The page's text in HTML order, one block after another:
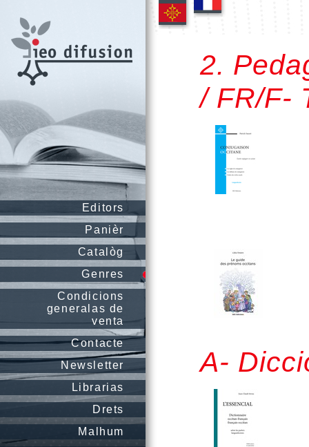
Editors
Panièr
Catalòg
Genres
Condicions
generalas de
venta
Contacte
Newsletter
Librarias
Drets
Malhum
2.
/ FR/F-
A-